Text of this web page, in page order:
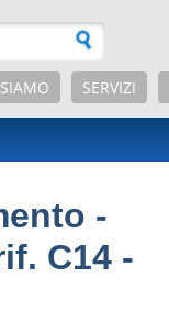
SERVIZI
-
C14 -